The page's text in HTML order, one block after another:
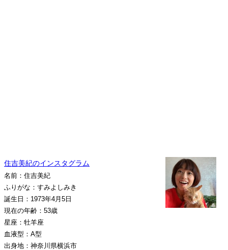
住吉美紀のインスタグラム
名前：住吉美紀
ふりがな：すみよしみき
誕生日：1973年4月5日
現在の年齢：53歳
星座：牡羊座
血液型：A型
出身地：神奈川県横浜市